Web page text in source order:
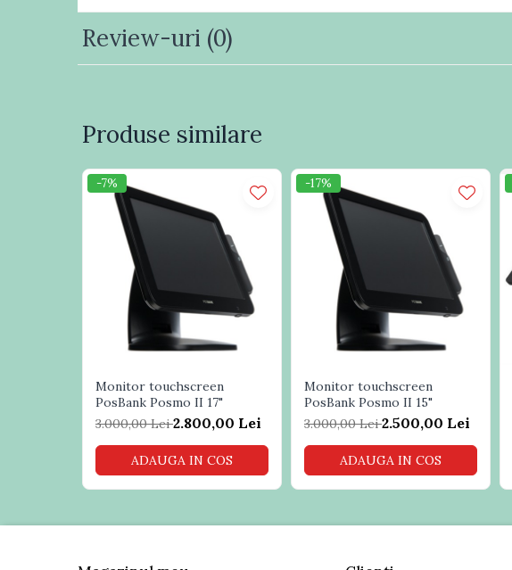
Standuri POS
Verificatoare preturi
Riboane imprimante
Role casa marcat
Sisteme POS Refurbished
Sisteme Supraveghere Video si
Sisteme Antiefractie
Sisteme Supraveghere Video
Sisteme acces control si Pontaj
Alimentare
Temp.stocare
-10°~60°C
Rezolutie
Dot pitch
0.107(H) ×0.372(V)mm
Luminozitate
350cd/ m2
Contrast:
600:1
Consum
≤30W
Dimensiune ecran
LCD
360(L)*290(W)*50(D)mm
Dimensiune ecran
335(L)*260(W)mm
Inaltime totala
390mm
Rotatie max
100°
Functii
produs
Monitor touch capacitiv pentru PC
Carcasa solida
Port : VGA si USB
Review-uri (0)
Produse similare
-7%
Monitor touchscreen
PosBank Posmo II 17"
3.000,00 Lei2.800,00 Lei
ADAUGA IN COS
-17%
Monitor touchscreen
PosBank Posmo II 15"
3.000,00 Lei2.500,00 Lei
ADAUGA IN COS